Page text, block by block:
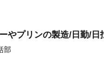
やプリンの製造/日勤/日
部